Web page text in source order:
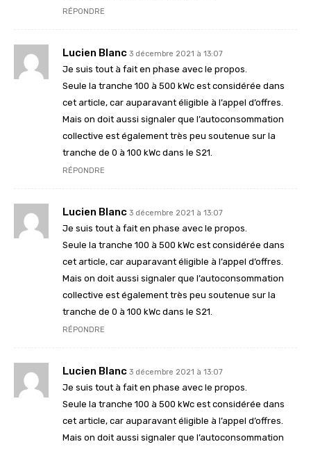
RÉPONDRE
Lucien Blanc 3 décembre 2021 à 13:07
Je suis tout à fait en phase avec le propos.
Seule la tranche 100 à 500 kWc est considérée dans
cet article, car auparavant éligible à l’appel d’offres.
Mais on doit aussi signaler que l’autoconsommation
collective est également très peu soutenue sur la
tranche de 0 à 100 kWc dans le S21.
RÉPONDRE
Lucien Blanc 3 décembre 2021 à 13:07
Je suis tout à fait en phase avec le propos.
Seule la tranche 100 à 500 kWc est considérée dans
cet article, car auparavant éligible à l’appel d’offres.
Mais on doit aussi signaler que l’autoconsommation
collective est également très peu soutenue sur la
tranche de 0 à 100 kWc dans le S21.
RÉPONDRE
Lucien Blanc 3 décembre 2021 à 13:07
Je suis tout à fait en phase avec le propos.
Seule la tranche 100 à 500 kWc est considérée dans
cet article, car auparavant éligible à l’appel d’offres.
Mais on doit aussi signaler que l’autoconsommation